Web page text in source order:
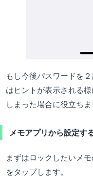
もし今後パスワードを
はヒントが表示される
しまった場合に役立ちま
メモアプリから設定す
まずはロックしたいメ
をタップします。